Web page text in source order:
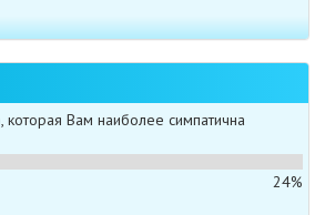
Вам наиболее симпатична
24%